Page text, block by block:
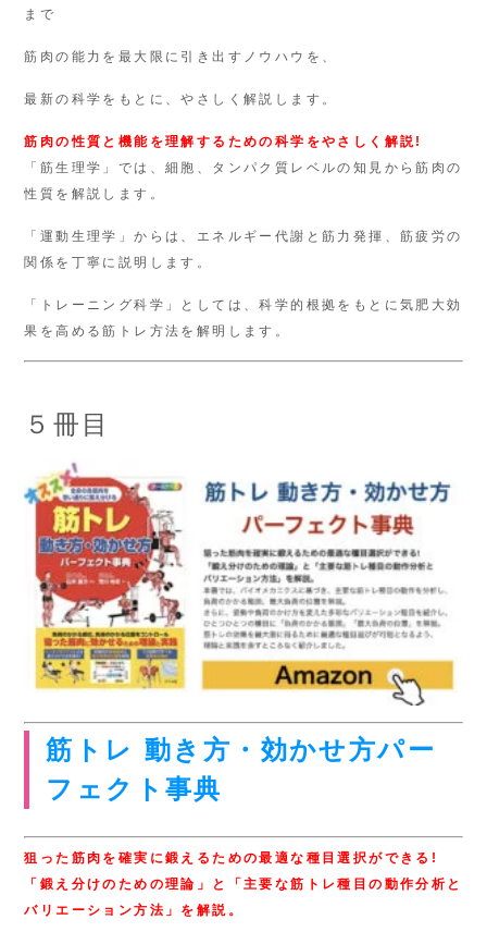
まで
筋肉の能力を最大限に引き出すノウハウを、
最新の科学をもとに、やさしく解説します。
筋肉の性質と機能を理解するための科学をやさしく解説!
「筋生理学」では、細胞、タンパク質レベルの知見から筋肉の
性質を解説します。
「運動生理学」からは、エネルギー代謝と筋力発揮、筋疲労の
関係を丁寧に説明します。
「トレーニング科学」としては、科学的根拠をもとに気肥大効
果を高める筋トレ方法を解明します。
５冊目
筋トレ 動き方・効かせ方パー
フェクト事典
狙った筋肉を確実に鍛えるための最適な種目選択ができる!
「鍛え分けのための理論」と「主要な筋トレ種目の動作分析と
バリエーション方法」を解説。